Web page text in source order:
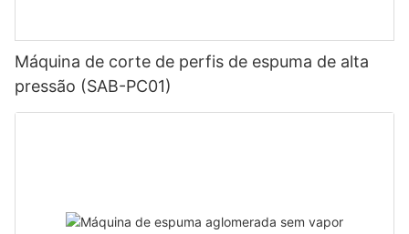
Máquina de corte de perfis de espuma de alta
pressão (SAB-PC01)